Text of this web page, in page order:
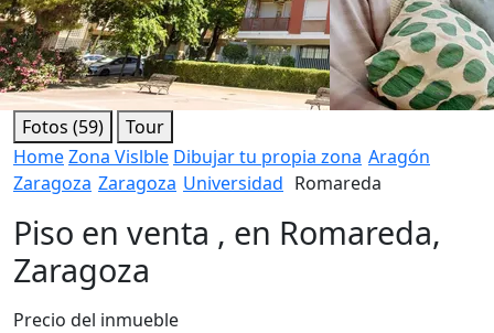
Fotos (59)
Tour
HomeZona Vislble Dibujar tu propia zona Aragón
Zaragoza Zaragoza Universidad Romareda
Piso en venta , en Romareda,
Zaragoza
Precio del inmueble